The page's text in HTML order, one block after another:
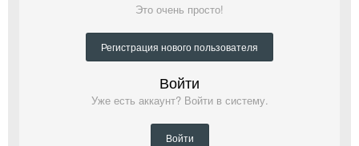
Это очень просто!
Регистрация нового пользователя
Войти
Уже есть аккаунт? Войти в систему.
Войти